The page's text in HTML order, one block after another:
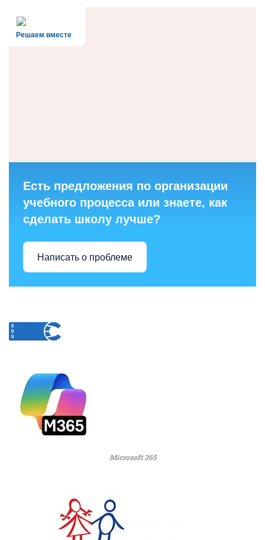
Решаем вместе
Есть предложения по организации
учебного процесса или знаете, как
сделать школу лучше?
Написать о проблеме
Microsoft 365